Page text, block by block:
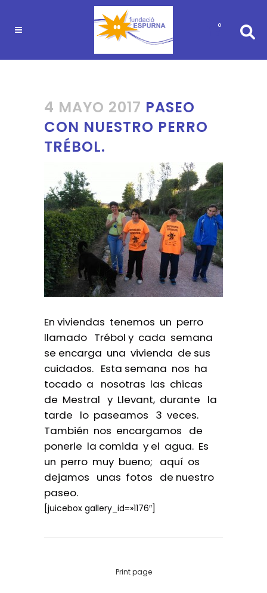
0
4 MAYO 2017 PASEO
CON NUESTRO PERRO
TRÉBOL.
En viviendas tenemos un perro
llamado Trébol y cada semana
se encarga una vivienda de sus
cuidados. Esta semana nos ha
tocado a nosotras las chicas
de Mestral y Llevant, durante la
tarde lo paseamos 3 veces.
También nos encargamos de
ponerle la comida y el agua. Es
un perro muy bueno; aquí os
dejamos unas fotos de nuestro
paseo.
[juicebox gallery_id=»1176″]
Print page